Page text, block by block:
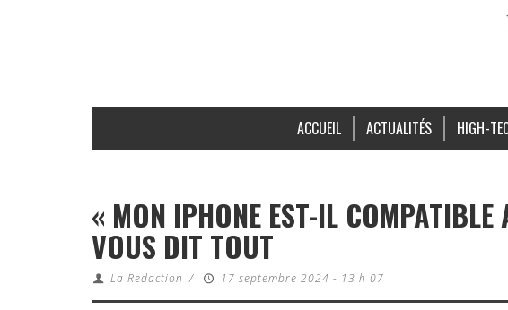
ACCUEIL ACTUALITÉS HIGH-
« MON IPHONE EST-IL
VOUS DIT TOUT
La Redaction / 17 septembre 2024 - 13 h 07